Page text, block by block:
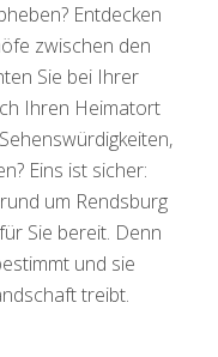
Entdecken
zwischen den
Sie bei Ihrer
Ihren Heimatort
Eins ist sicher:
um Rendsburg
Sie bereit. Denn
und sie
treibt.